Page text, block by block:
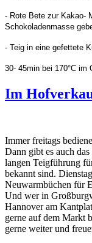
- Rote Bete zur Kakao-
Schokoladenmasse
- Teig in eine gefettete
30- 45min bei 170°C im
Im
Immer freitags
Dann gibt es auch
langen Teigführung
bekannt sind.
Neuwarmbüchen für
Und wer in
Hannover am
gerne auf dem Markt
gerne weiter und